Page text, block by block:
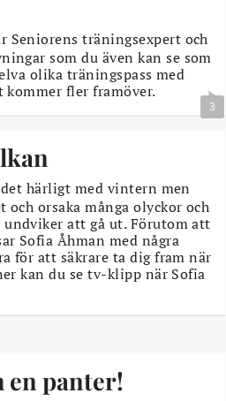
Seniorens träningsexpert och
som du även kan se som
olika träningspass med
kommer fler framöver.
3
härligt med vintern men
orsaka många olyckor och
undviker att gå ut. Förutom att
Sofia Åhman med några
för att säkrare ta dig fram när
kan du se tv-klipp när Sofia
en panter!